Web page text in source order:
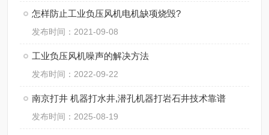
怎样防止工业负压风机电机缺项烧毁?
发布时间：2021-09-08
工业负压风机噪声的解决方法
发布时间：2022-09-22
南京打井 机器打水井,潜孔机器打岩石井技术靠谱
发布时间：2025-08-19